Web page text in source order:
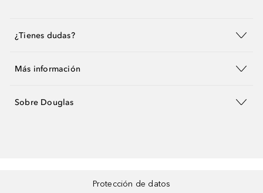
¿Tienes dudas?
Más información
Sobre Douglas
Protección de datos